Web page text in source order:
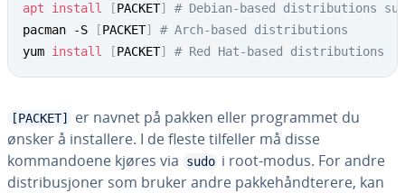
apt install [PACKET]
# Debian-based distributions
pacman -S
[PACKET]
# Arch-based distributions
yum install [PACKET] # Red Hat-based distributions
[PACKET]
er navnet på pakken eller programmet du
ønsker å installere. I de fleste tilfeller må disse
kommandoene kjøres via
sudo i root-modus. For andre
distribusjoner som bruker andre pakkehåndterere, kan